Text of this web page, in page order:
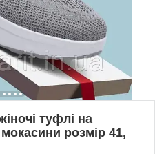
туфлі на
розмір 41,